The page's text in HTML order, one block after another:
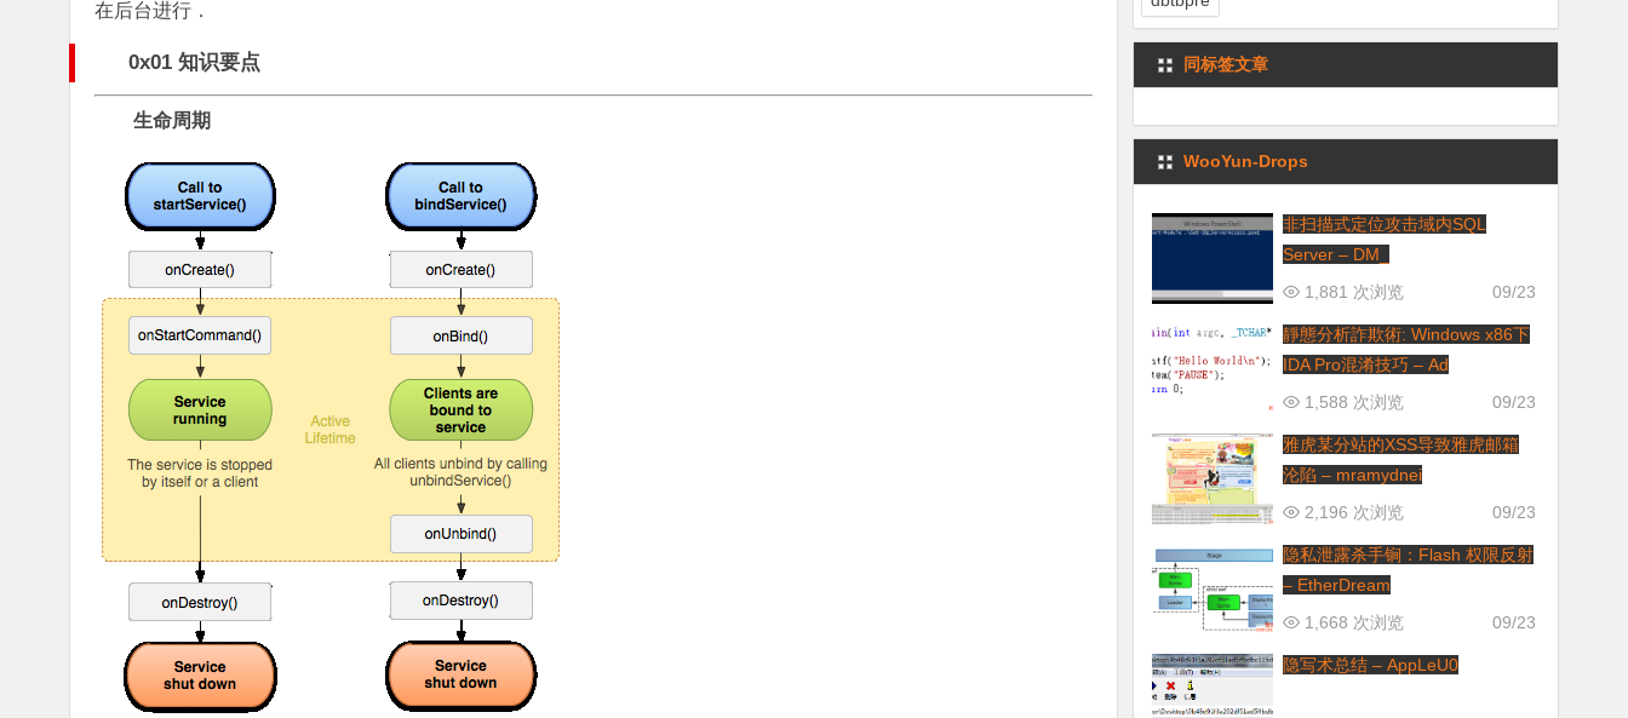
在后台进行．
0x01 知识要点
生命周期
同标签文章
WooYun-Drops
非扫描式定位攻击域内SQL
Server – DM_
09/23
1,881 次浏览
靜態分析詐欺術: Windows x86下
IDA Pro混淆技巧 – Ad
09/23
1,588 次浏览
雅虎某分站的XSS导致雅虎邮箱
沦陷 – mramydnei
09/23
2,196 次浏览
隐私泄露杀手锏：Flash 权限反射
– EtherDream
09/23
1,668 次浏览
隐写术总结 – AppLeU0